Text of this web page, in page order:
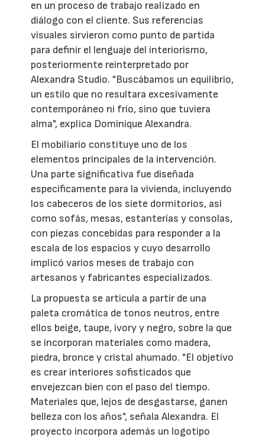
en un proceso de trabajo realizado en
diálogo con el cliente. Sus referencias
visuales sirvieron como punto de partida
para definir el lenguaje del interiorismo,
posteriormente reinterpretado por
Alexandra Studio. "Buscábamos un equilibrio,
un estilo que no resultara excesivamente
contemporáneo ni frío, sino que tuviera
alma", explica Dominique Alexandra.
El mobiliario constituye uno de los
elementos principales de la intervención.
Una parte significativa fue diseñada
específicamente para la vivienda, incluyendo
los cabeceros de los siete dormitorios, así
como sofás, mesas, estanterías y consolas,
con piezas concebidas para responder a la
escala de los espacios y cuyo desarrollo
implicó varios meses de trabajo con
artesanos y fabricantes especializados.
La propuesta se articula a partir de una
paleta cromática de tonos neutros, entre
ellos beige, taupe, ivory y negro, sobre la que
se incorporan materiales como madera,
piedra, bronce y cristal ahumado. "El objetivo
es crear interiores sofisticados que
envejezcan bien con el paso del tiempo.
Materiales que, lejos de desgastarse, ganen
belleza con los años", señala Alexandra. El
proyecto incorpora además un logotipo